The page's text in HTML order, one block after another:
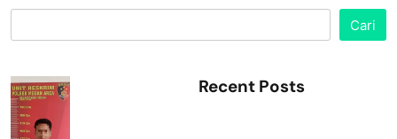
Cari
Recent Posts